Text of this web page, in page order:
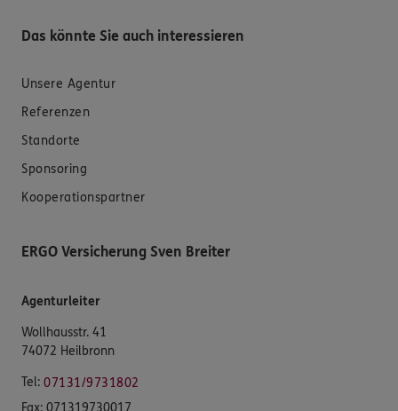
Das könnte Sie auch interessieren
Unsere Agentur
Referenzen
Standorte
Sponsoring
Kooperationspartner
ERGO Versicherung Sven Breiter
Agenturleiter
Wollhausstr. 41
74072 Heilbronn
Tel: 07131/9731802
Fax: 071319730017